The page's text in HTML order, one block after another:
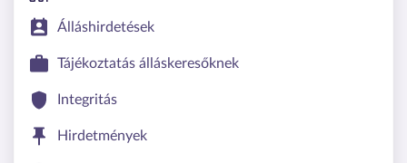
Álláshirdetések
Tájékoztatás álláskeresőknek
Integritás
Hirdetmények